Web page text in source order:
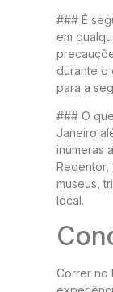
### É
em
durante o
para a
### O
Janeiro
inúmeras
Redentor,
museus,
local.
Correr no